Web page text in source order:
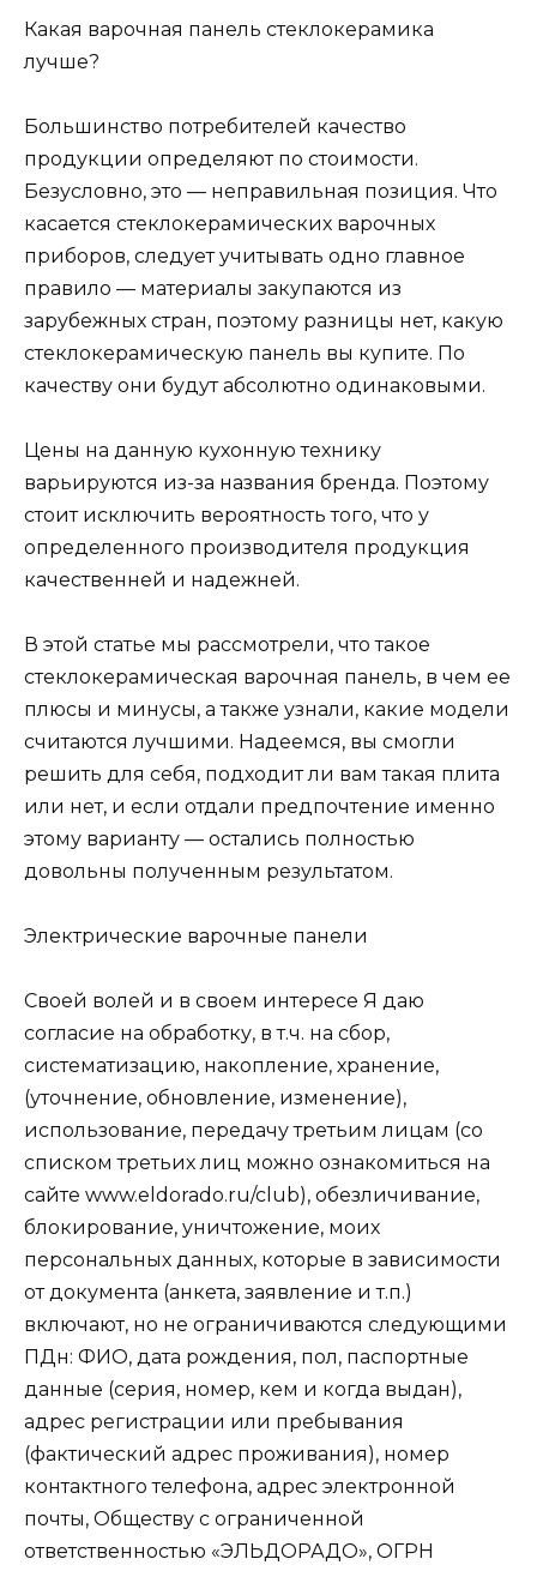
Какая варочная панель стеклокерамика
лучше?
Большинство потребителей качество
продукции определяют по стоимости.
Безусловно, это — неправильная позиция. Что
касается стеклокерамических варочных
приборов, следует учитывать одно главное
правило — материалы закупаются из
зарубежных стран, поэтому разницы нет, какую
стеклокерамическую панель вы купите. По
качеству они будут абсолютно одинаковыми.
Цены на данную кухонную технику
варьируются из-за названия бренда. Поэтому
стоит исключить вероятность того, что у
определенного производителя продукция
качественней и надежней.
В этой статье мы рассмотрели, что такое
стеклокерамическая варочная панель, в чем ее
плюсы и минусы, а также узнали, какие модели
считаются лучшими. Надеемся, вы смогли
решить для себя, подходит ли вам такая плита
или нет, и если отдали предпочтение именно
этому варианту — остались полностью
довольны полученным результатом.
Электрические варочные панели
Своей волей и в своем интересе Я даю
согласие на обработку, в т.ч. на сбор,
систематизацию, накопление, хранение,
(уточнение, обновление, изменение),
использование, передачу третьим лицам (со
списком третьих лиц можно ознакомиться на
сайте www.eldorado.ru/club), обезличивание,
блокирование, уничтожение, моих
персональных данных, которые в зависимости
от документа (анкета, заявление и т.п.)
включают, но не ограничиваются следующими
ПДн: ФИО, дата рождения, пол, паспортные
данные (серия, номер, кем и когда выдан),
адрес регистрации или пребывания
(фактический адрес проживания), номер
контактного телефона, адрес электронной
почты, Обществу с ограниченной
ответственностью «ЭЛЬДОРАДО», ОГРН